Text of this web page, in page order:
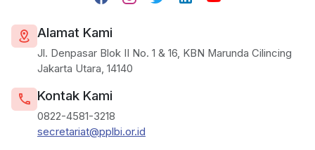
Alamat Kami
Jl. Denpasar Blok II No. 1 & 16, KBN Marunda Cilincing
Jakarta Utara, 14140
Kontak Kami
0822-4581-3218
secretariat@pplbi.or.id